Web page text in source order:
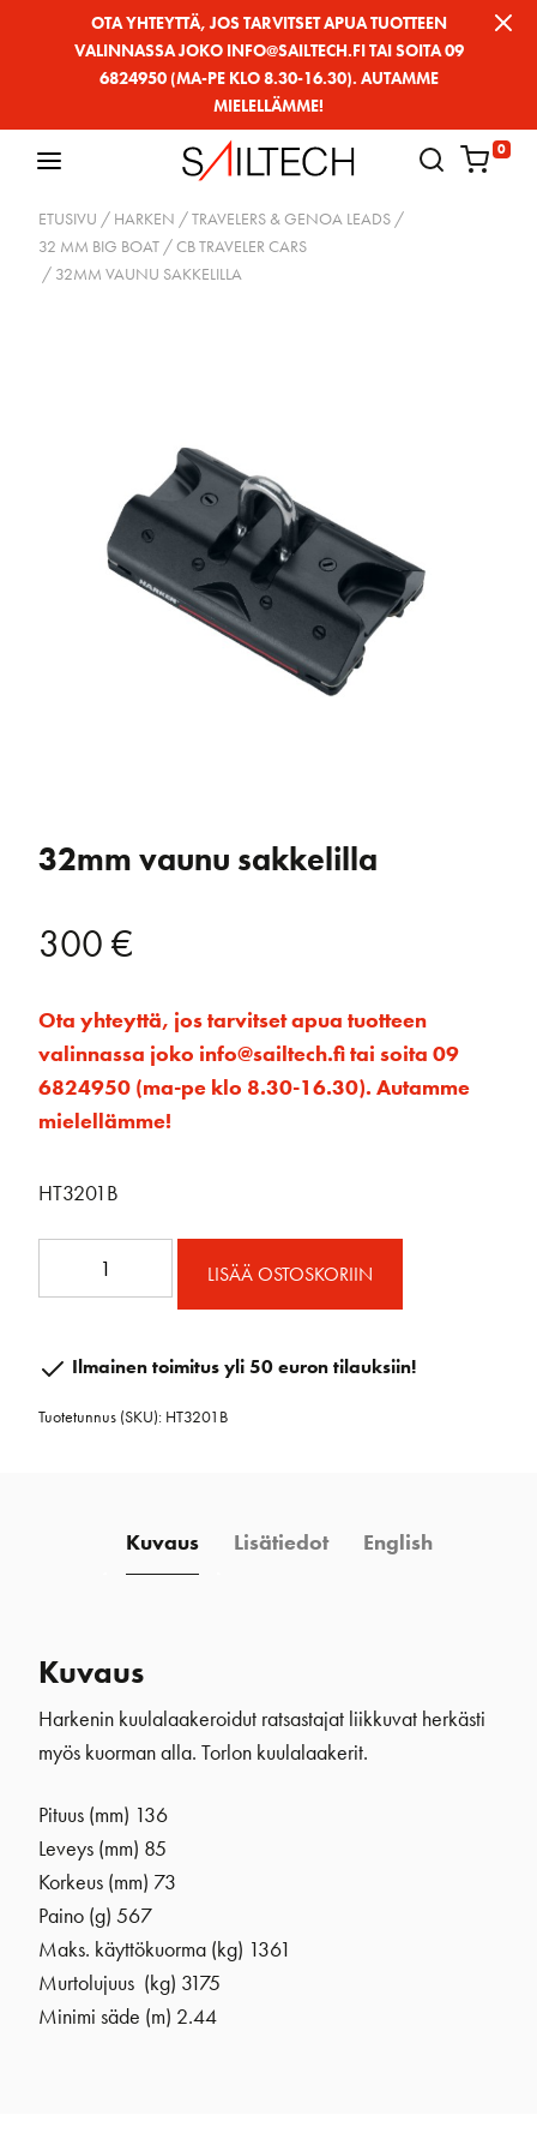
OTA YHTEYTTÄ, JOS TARVITSET APUA TUOTTEEN
VALINNASSA JOKO INFO@SAILTECH.FI TAI SOITA 09
6824950 (MA-PE KLO 8.30-16.30). AUTAMME
MIELELLÄMME!
0
ETUSIVU / HARKEN /TRAVELERS & GENOA LEADS /
32 MM BIG BOAT /CB TRAVELER CARS
/ 32MM VAUNU SAKKELILLA
32mm vaunu sakkelilla
300€
Ota yhteyttä, jos tarvitset apua tuotteen
valinnassa joko info@sailtech.fi tai soita 09
6824950 (ma-pe klo 8.30-16.30). Autamme
mielellämme!
HT3201B
määrä
LISÄÄ OSTOSKORIIN
Ilmainen toimitus yli 50 euron tilauksiin!
Tuotetunnus (SKU): HT3201B
Kuvaus Lisätiedot English
Kuvaus
Harkenin kuulalaakeroidut ratsastajat liikkuvat herkästi
myös kuorman alla. Torlon kuulalaakerit.
Pituus (mm) 136
Leveys (mm) 85
Korkeus (mm) 73
Paino (g) 567
Maks. käyttökuorma (kg) 1361
Murtolujuus (kg) 3175
Minimi säde (m) 2.44